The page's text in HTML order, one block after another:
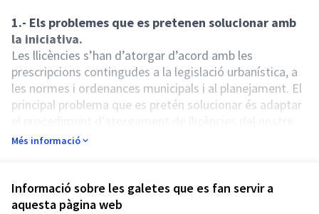
Informació sobre les galetes que es fan servir a
aquesta pàgina web
1.- Els problemes que es pretenen solucionar amb
la iniciativa.
Les llicències s’han d’atorgar d’acord amb les
prescripcions contingudes a la legislació urbanística, a
les normes i ordenances municipals i al planejament. El
principal problema que es pretén solucionar és adaptar
municipi al marc legal establert actualment.
obres que porten a terme els particulars, evitant traves
innecessàries, millorant l’eficiència de l’actuació de
Més informació
Referència: sitges-PART-2023-01-1001